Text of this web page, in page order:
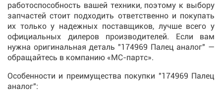
работоспособность вашей техники, поэтому к выбору
запчастей стоит подходить ответственно и покупать
их только у надежных поставщиков, лучше всего у
официальных дилеров производителей. Если вам
нужна оригинальная деталь "174969 Палец аналог" —
обращайтесь в компанию «МС-партс».
Особенности и преимущества покупки "174969 Палец
аналог":